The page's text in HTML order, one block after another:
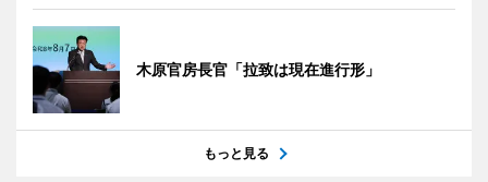
木原官房長官「拉致は現在進行形」
もっと見る